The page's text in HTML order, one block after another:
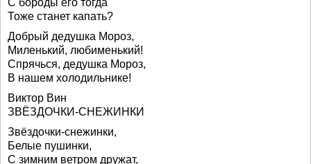
С бороды его тогда
Тоже станет капать?
Добрый дедушка Мороз,
Миленький, любименький!
Спрячься, дедушка Мороз,
В нашем холодильнике!
Виктор Вин
ЗВЁЗДОЧКИ-СНЕЖИНКИ
Звёздочки-снежинки,
Белые пушинки,
С зимним ветром дружат,